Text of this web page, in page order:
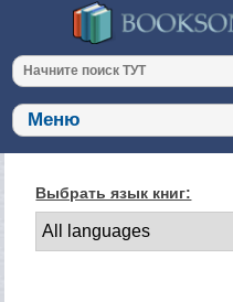
Выбрать язык книг: